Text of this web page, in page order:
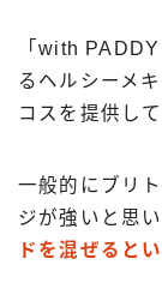
「with
るヘルシーメ
コスを提供し
一般的にブリ
ジが強いと思い
ドを混ぜると